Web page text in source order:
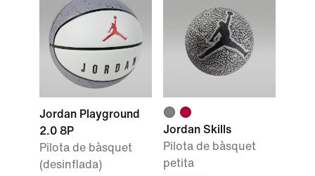
Jordan Playground
2.0 8P
Pilota de bàsquet
(desinflada)
Jordan Skills
Pilota de bàsquet
petita